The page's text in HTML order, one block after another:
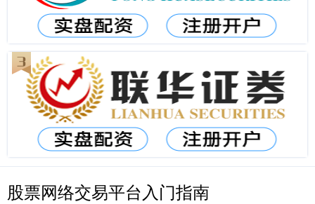
股票网络交易平台入门指南